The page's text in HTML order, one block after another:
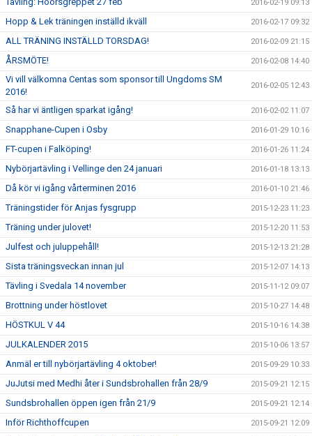
2016-02-19 09:13
Hopp & Lek träningen inställd ikväll 2016-02-17 09:32
ALL TRÄNING INSTÄLLD TORSDAG! 2016-02-09 21:15
ÅRSMÖTE! 2016-02-08 14:40
Vi vill välkomna Centas som sponsor till Ungdoms SM
2016!
2016-02-05 12:43
Så har vi äntligen sparkat igång! 2016-02-02 11:07
Snapphane-Cupen i Osby 2016-01-29 10:16
FT-cupen i Falköping! 2016-01-26 11:24
Nybörjartävling i Vellinge den 24 januari 2016-01-18 13:13
Då kör vi igång vårterminen 2016 2016-01-10 21:46
Träningstider för Anjas fysgrupp 2015-12-23 11:23
Träning under julovet! 2015-12-20 11:53
Julfest och juluppehåll! 2015-12-13 21:28
Sista träningsveckan innan jul 2015-12-07 14:13
Tävling i Svedala 14 november 2015-11-12 09:07
Brottning under höstlovet 2015-10-27 14:48
HÖSTKUL V 44 2015-10-16 14:38
JULKALENDER 2015 2015-10-06 13:57
Anmäl er till nybörjartävling 4 oktober! 2015-09-29 10:33
JuJutsi med Medhi åter i Sundsbrohallen från 28/9 2015-09-21 12:15
Sundsbrohallen öppen igen från 21/9 2015-09-21 12:14
Inför Richthoffcupen 2015-09-21 12:09